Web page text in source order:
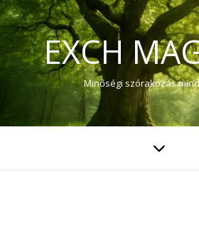
EXCH
Minőségi szórakozás